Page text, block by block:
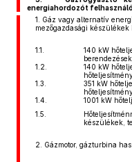
energiahordozót
1. Gáz vagy alternatív
mezőgazdasági
1.1.
140 kW
1.2.
140 kW
1.3.
351 kW
1.4.
1001 kW
1.5.
készülékek,
2. Gázmotor, gázturbina